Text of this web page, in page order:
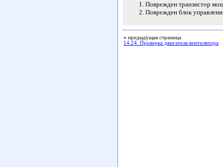
Поврежден транзистор
Поврежден блок
« предыдущая страница
14.24. Проверка двигателя вентилятора